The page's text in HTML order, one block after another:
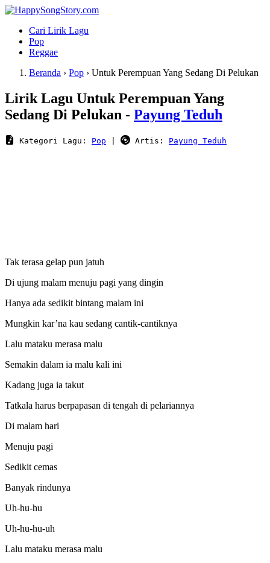
Cari Lirik Lagu
Pop
Reggae
Beranda › Pop › Untuk Perempuan Yang Sedang Di Pelukan
Lirik Lagu Untuk Perempuan Yang
Sedang Di Pelukan - Payung Teduh
Kategori Lagu: Pop Artis: Payung Teduh
Tak terasa gelap pun jatuh
Di ujung malam menuju pagi yang dingin
Hanya ada sedikit bintang malam ini
Mungkin kar’na kau sedang cantik-cantiknya
Lalu mataku merasa malu
Semakin dalam ia malu kali ini
Kadang juga ia takut
Tatkala harus berpapasan di tengah di pelariannya
Di malam hari
Menuju pagi
Sedikit cemas
Banyak rindunya
Uh-hu-hu
Uh-hu-hu-uh
Lalu mataku merasa malu